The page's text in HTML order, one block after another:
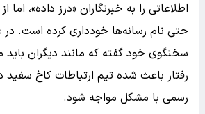
اطلاعاتی را به خبرنگاران «درز داده»،
حتی نام رسانه‌ها خودداری کرده است.
سخنگوی خود گفته که مانند دیگران باید
رفتار باعث شده تیم ارتباطات کاخ سفید
رسمی با مشکل مواجه شود.